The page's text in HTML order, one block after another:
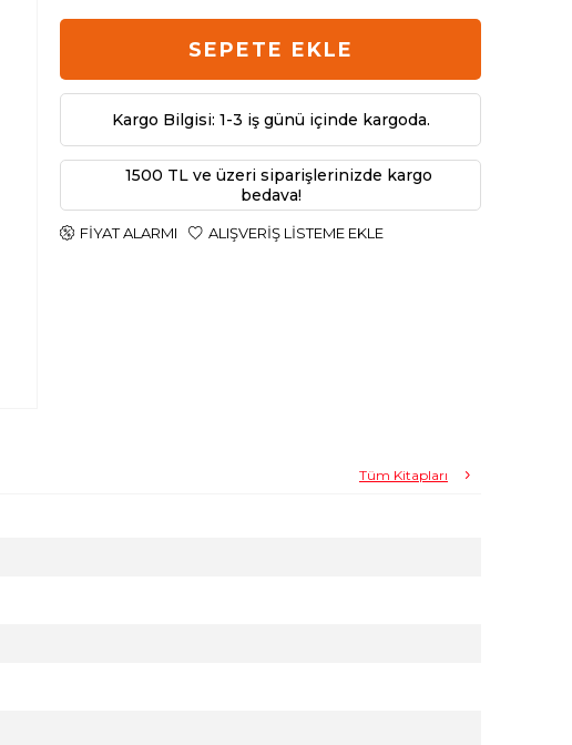
SEPETE EKLE
Kargo Bilgisi: 1-3 iş günü içinde kargoda.
1500 TL ve üzeri siparişlerinizde kargo
bedava!
FIYAT ALARMI ALIŞVERIŞ LISTEME EKLE
Tüm Kitapları